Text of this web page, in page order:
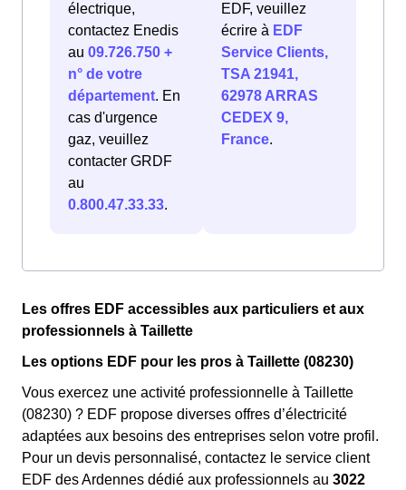
électrique,
contactez Enedis
au 09.726.750 +
n° de votre
département. En
cas d'urgence
gaz, veuillez
contacter GRDF
au
0.800.47.33.33.
EDF, veuillez
écrire à EDF
Service Clients,
TSA 21941,
62978 ARRAS
CEDEX 9,
France.
Les offres EDF accessibles aux particuliers et aux
professionnels à Taillette
Les options EDF pour les pros à Taillette (08230)
Vous exercez une activité professionnelle à Taillette
(08230) ? EDF propose diverses offres d’électricité
adaptées aux besoins des entreprises selon votre profil.
Pour un devis personnalisé, contactez le service client
EDF des Ardennes dédié aux professionnels au 3022